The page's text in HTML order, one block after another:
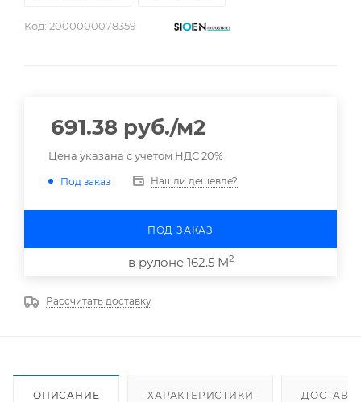
Код: 2000000078359
691.38 руб./м2
Цена указана с учетом НДС 20%
Под заказ Нашли дешевле?
ПОД ЗАКАЗ
в рулоне 162.5 М2
Рассчитать доставку
ОПИСАНИЕ ХАРАКТЕРИСТИКИ